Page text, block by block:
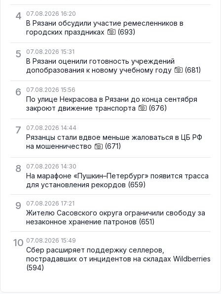
4 07.08.2026 16:20
В Рязани обсудили участие ремесленников в
городских праздниках
(693)
5 07.08.2026 15:31
В Рязани оценили готовность учреждений
допобразования к новому учебному году
(681)
6 07.08.2026 15:56
По улице Некрасова в Рязани до конца сентября
закроют движение транспорта
(676)
7 07.08.2026 14:44
Рязанцы стали вдвое меньше жаловаться в ЦБ РФ
на мошенничество
(671)
8 07.08.2026 14:30
На марафоне «Пушкин–Петербург» появится трасса
для установления рекордов (659)
9 07.08.2026 17:21
Жителю Сасовского округа ограничили свободу за
незаконное хранение патронов (651)
10 07.08.2026 15:49
Сбер расширяет поддержку селлеров,
пострадавших от инцидентов на складах Wildberries
(594)